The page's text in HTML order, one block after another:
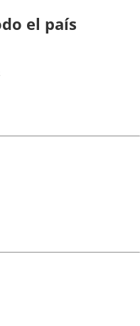
el país